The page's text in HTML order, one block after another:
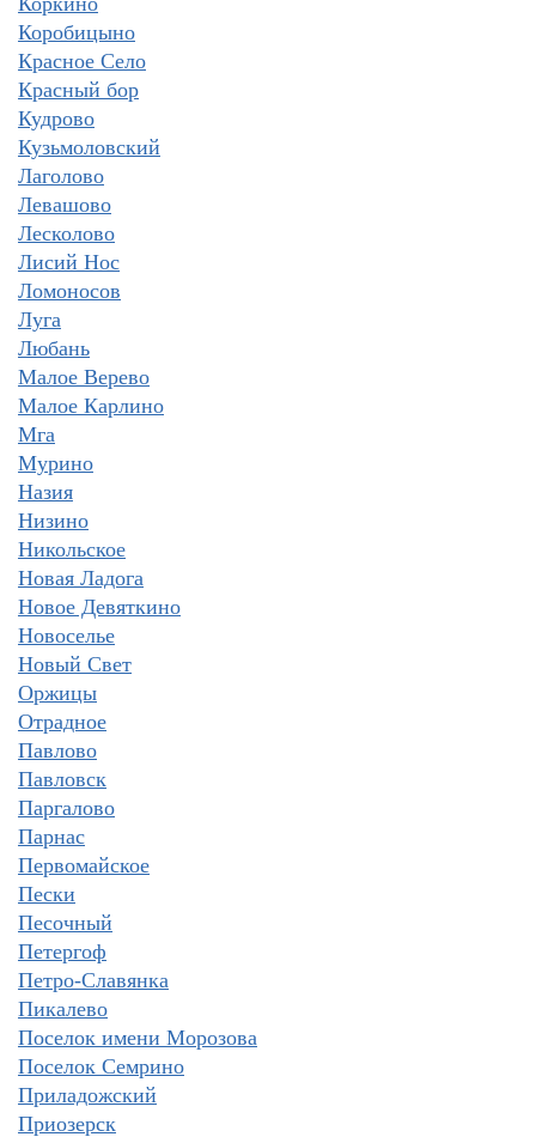
Коробицыно
Красное Село
Красный бор
Кудрово
Кузьмоловский
Лаголово
Левашово
Лесколово
Лисий Нос
Ломоносов
Луга
Любань
Малое Верево
Малое Карлино
Мга
Мурино
Назия
Низино
Никольское
Новая Ладога
Новое Девяткино
Новоселье
Новый Свет
Оржицы
Отрадное
Павлово
Павловск
Паргалово
Парнас
Первомайское
Пески
Песочный
Петергоф
Петро-Славянка
Пикалево
Поселок имени Морозова
Поселок Семрино
Приладожский
Приозерск